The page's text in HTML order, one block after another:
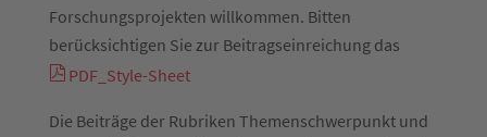
Forschungsprojekten willkommen. Bitten
berücksichtigen Sie zur Beitragseinreichung das
PDF_Style-Sheet
Die Beiträge der Rubriken Themenschwerpunkt und